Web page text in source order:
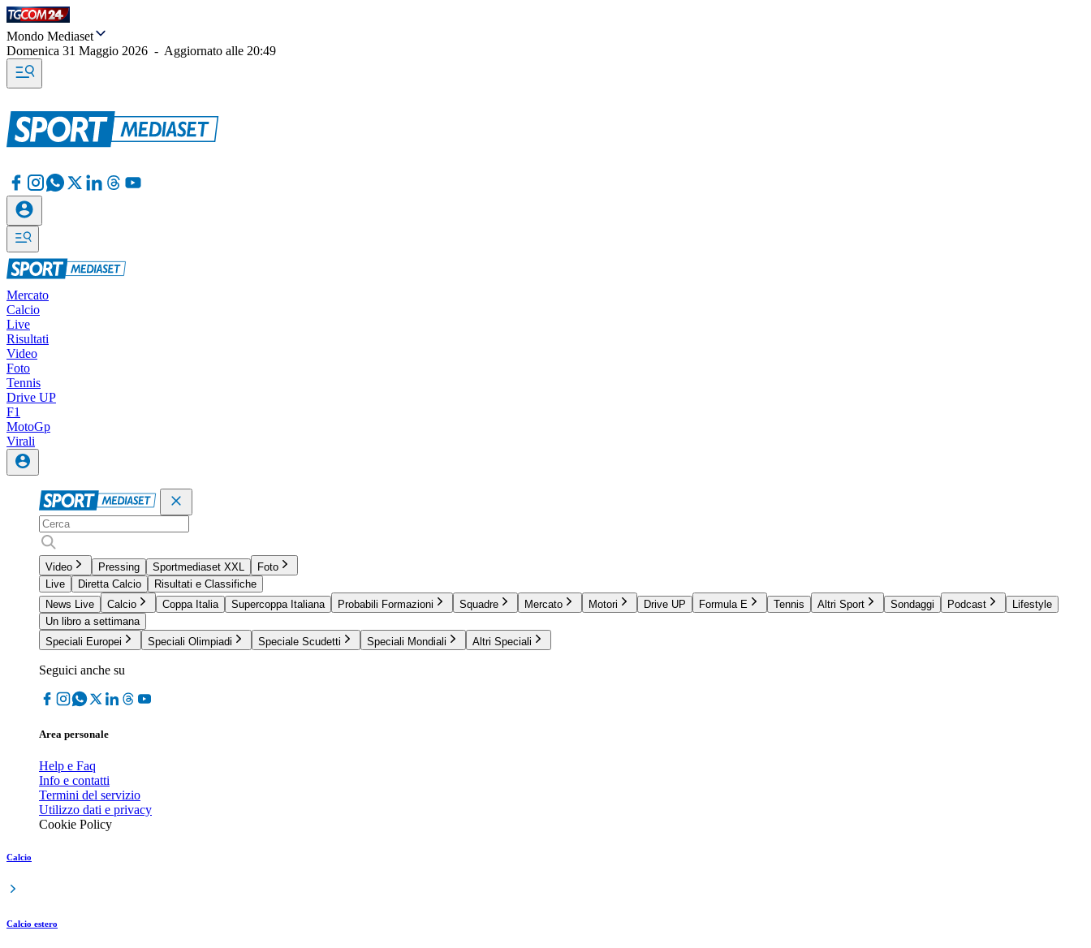
Mondo Mediaset
Domenica 31 Maggio 2026 - Aggiornato alle 20:49
Mercato
Calcio
Live
Risultati
Video
Foto
Tennis
Drive UP
F1
MotoGp
Virali
Video Pressing Sportmediaset XXL
Foto
Live
Diretta Calcio
Risultati e Classifiche
News Live
Calcio Coppa Italia Supercoppa Italiana Probabili Formazioni Squadre Mercato Motori Drive UP Formula E Tennis Altri Sport Sondaggi Podcast
Lifestyle
Un libro a settimana
Speciali Europei
Speciali Olimpiadi Speciale Scudetti Speciali Mondiali Altri Speciali
Seguici anche su
Area personale
Help e Faq
Info e contatti
Termini del servizio
Utilizzo dati e privacy
Cookie Policy
Calcio
Calcio estero